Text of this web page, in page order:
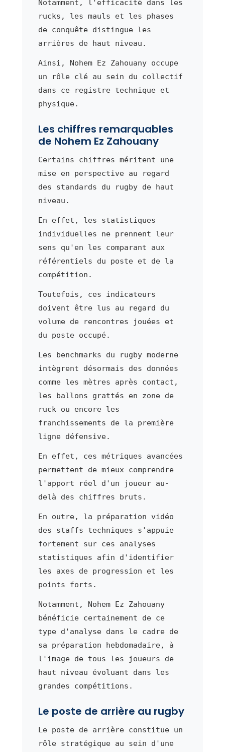
Notamment, l'efficacité dans les
rucks, les mauls et les phases
de conquête distingue les
arrières de haut niveau.
Ainsi, Nohem Ez Zahouany occupe
un rôle clé au sein du collectif
dans ce registre technique et
physique.
Les chiffres remarquables
de Nohem Ez Zahouany
Certains chiffres méritent une
mise en perspective au regard
des standards du rugby de haut
niveau.
En effet, les statistiques
individuelles ne prennent leur
sens qu'en les comparant aux
référentiels du poste et de la
compétition.
Toutefois, ces indicateurs
doivent être lus au regard du
volume de rencontres jouées et
du poste occupé.
Les benchmarks du rugby moderne
intègrent désormais des données
comme les mètres après contact,
les ballons grattés en zone de
ruck ou encore les
franchissements de la première
ligne défensive.
En effet, ces métriques avancées
permettent de mieux comprendre
l'apport réel d'un joueur au-
delà des chiffres bruts.
En outre, la préparation vidéo
des staffs techniques s'appuie
fortement sur ces analyses
statistiques afin d'identifier
les axes de progression et les
points forts.
Notamment, Nohem Ez Zahouany
bénéficie certainement de ce
type d'analyse dans le cadre de
sa préparation hebdomadaire, à
l'image de tous les joueurs de
haut niveau évoluant dans les
grandes compétitions.
Le poste de arrière au rugby
Le poste de arrière constitue un
rôle stratégique au sein d'une